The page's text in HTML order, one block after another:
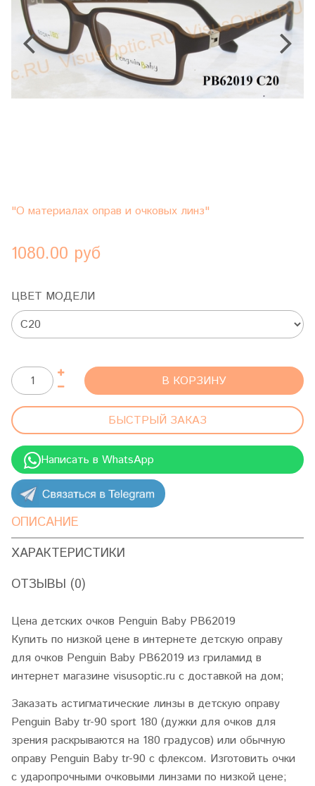
"О материалах оправ и очковых линз"
1080.00 руб
ЦВЕТ МОДЕЛИ
В КОРЗИНУ
БЫСТРЫЙ ЗАКАЗ
Написать в WhatsApp
ОПИСАНИЕ
ХАРАКТЕРИСТИКИ
ОТЗЫВЫ (0)
Цена детских очков Penguin Baby PB62019
Купить по низкой цене в интернете детскую оправу
для очков Penguin Baby PB62019 из гриламид в
интернет магазине visusoptic.ru с доставкой на дом;
Заказать астигматические линзы в детскую оправу
Penguin Baby tr-90 sport 180 (дужки для очков для
зрения раскрываются на 180 градусов) или обычную
оправу Penguin Baby tr-90 с флексом. Изготовить очки
с ударопрочными очковыми линзами по низкой цене;